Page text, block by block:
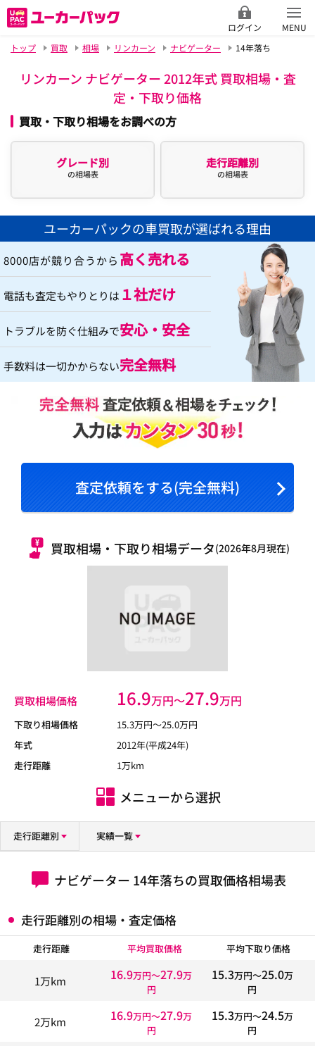
ログイン
MENU
トップ
買取 相場 リンカーン ナビゲーター 14年落ち
リンカーン ナビゲーター 2012年式 買取相場・査
定・下取り価格
買取・下取り相場をお調べの方
グレード別
の相場表
走行距離別
の相場表
ユーカーパックの車買取が選ばれる理由
8000店が競り合うから 高く売れる
電話も査定もやりとりは １社だけ
トラブルを防ぐ仕組みで安心・安全
手数料は一切かからない完全無料
査定依頼をする(完全無料)
買取相場・下取り相場データ(2026年8月現在)
買取相場価格 16.9万円〜27.9万円
下取り相場価格 15.3万円〜25.0万円
年式
2012年(平成24年)
走行距離
1万km
メニューから選択
走行距離別 実績一覧
ナビゲーター 14年落ちの買取価格相場表
走行距離別の相場・査定価格
走行距離 平均買取価格 平均下取り価格
1万km 16.9万円〜27.9万
円
15.3万円〜25.0万
円
2万km 16.9万円〜27.9万
円
15.3万円〜24.5万
円